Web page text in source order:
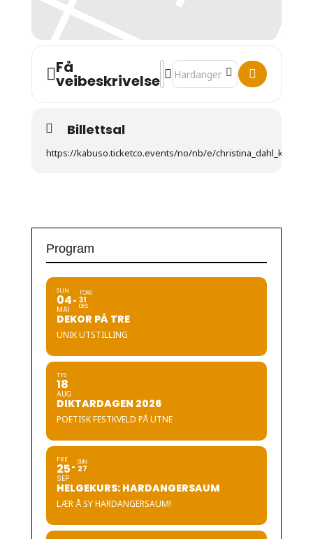
Få
veibeskrivelse
Address - Christina Dahl Kvartet
Destination Address -
Billettsal
https://kabuso.ticketco.events/no/nb/e/christina_dahl_kvartet
Program
SUN
04
MAI
TORS
31
DES
DEKOR PÅ TRE
UNIK UTSTILLING
TYS
18
AUG
DIKTARDAGEN 2026
POETISK FESTKVELD PÅ UTNE
FRE
25
SEP
SUN
27
HELGEKURS: HARDANGERSAUM
LÆR Å SY HARDANGERSAUM!